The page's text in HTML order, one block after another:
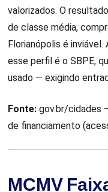
valorizados. O
de classe média,
Florianópolis é
esse perfil é o SBPE,
usado — exigindo
Fonte: gov.br/cidades
de financiamento
MCMV